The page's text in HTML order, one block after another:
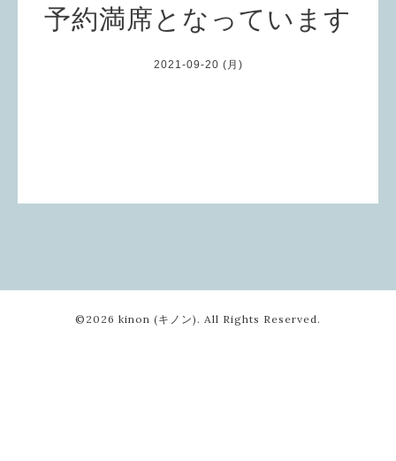
予約満席となっています
2021-09-20 (月)
©2026 kinon (キノン) . All Rights Reserved.